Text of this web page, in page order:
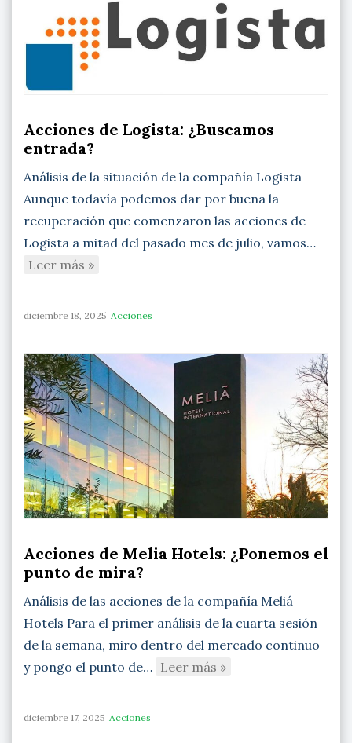
Acciones de Logista: ¿Buscamos
entrada?
Análisis de la situación de la compañía Logista
Aunque todavía podemos dar por buena la
recuperación que comenzaron las acciones de
Logista a mitad del pasado mes de julio, vamos…
Leer más »
diciembre 18, 2025 Acciones
Acciones de Melia Hotels: ¿Ponemos el
punto de mira?
Análisis de las acciones de la compañía Meliá
Hotels Para el primer análisis de la cuarta sesión
de la semana, miro dentro del mercado continuo
y pongo el punto de… Leer más »
diciembre 17, 2025 Acciones